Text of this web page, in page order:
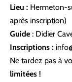
Lieu : Hermeton-
après inscription)
Guide : Didier
Inscriptions :
Ne tardez pas à
limitées !